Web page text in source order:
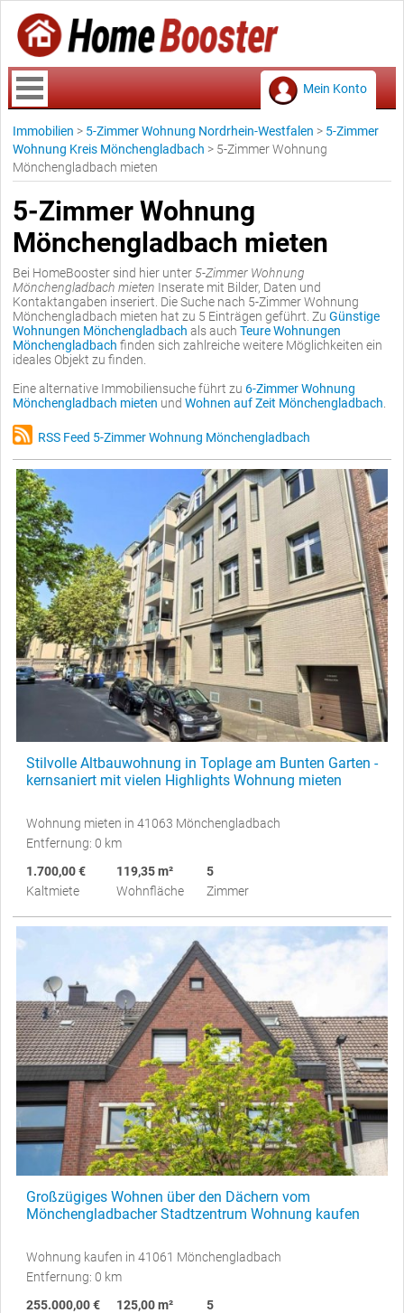
Mein Konto
Immobilien > 5-Zimmer Wohnung Nordrhein-Westfalen > 5-Zimmer
Wohnung Kreis Mönchengladbach > 5-Zimmer Wohnung
Mönchengladbach mieten
5-Zimmer Wohnung
Mönchengladbach mieten
Bei HomeBooster sind hier unter 5-Zimmer Wohnung
Mönchengladbach mieten Inserate mit Bilder, Daten und
Kontaktangaben inseriert. Die Suche nach 5-Zimmer Wohnung
Mönchengladbach mieten hat zu 5 Einträgen geführt. Zu Günstige
Wohnungen Mönchengladbach als auch Teure Wohnungen
Mönchengladbach finden sich zahlreiche weitere Möglichkeiten ein
ideales Objekt zu finden.
Eine alternative Immobiliensuche führt zu 6-Zimmer Wohnung
Mönchengladbach mieten und Wohnen auf Zeit Mönchengladbach
RSS Feed 5-Zimmer Wohnung Mönchengladbach
Stilvolle Altbauwohnung in Toplage am Bunten Garten -
kernsaniert mit vielen Highlights Wohnung mieten
Wohnung mieten in 41063 Mönchengladbach
Entfernung: 0 km
1.700,00 €
Kaltmiete
119,35 m²
Wohnfläche
5
Zimmer
Großzügiges Wohnen über den Dächern vom
Mönchengladbacher Stadtzentrum Wohnung kaufen
Wohnung kaufen in 41061 Mönchengladbach
Entfernung: 0 km
255.000,00 €
125,00 m²
5